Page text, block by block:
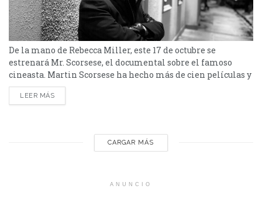
De la mano de Rebecca Miller, este 17 de octubre se
estrenará Mr. Scorsese, el documental sobre el famoso
cineasta. Martin Scorsese ha hecho más de cien películas y
es, sin lugar a dudas, uno de los grandes directores de la
historia del cine, no solo de la actualidad. Comenzó su
LEER MÁS
CARGAR MÁS
ANUNCIO